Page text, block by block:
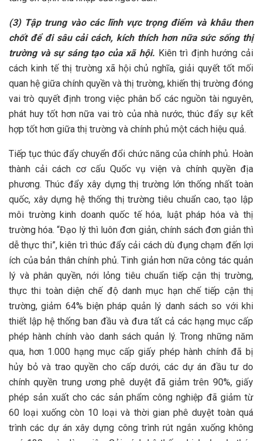
(3) Tập trung vào các lĩnh vực trọng điểm và khâu then
chốt để đi sâu cải cách, kích thích hơn nữa sức sống thị
trường và sự sáng tạo của xã hội. Kiên trì định hướng cải
cách kinh tế thị trường xã hội chủ nghĩa, giải quyết tốt mối
quan hệ giữa chính quyền và thị trường, khiến thị trường đóng
vai trò quyết định trong việc phân bổ các nguồn tài nguyên,
phát huy tốt hơn nữa vai trò của nhà nước, thúc đẩy sự kết
hợp tốt hơn giữa thị trường và chính phủ một cách hiệu quả.
Tiếp tục thúc đẩy chuyển đổi chức năng của chính phủ. Hoàn
thành cải cách cơ cấu Quốc vụ viện và chính quyền địa
phương. Thúc đẩy xây dựng thị trường lớn thống nhất toàn
quốc, xây dựng hệ thống thị trường tiêu chuẩn cao, tạo lập
môi trường kinh doanh quốc tế hóa, luật pháp hóa và thị
trường hóa. “Đạo lý thì luôn đơn giản, chính sách đơn giản thì
dễ thực thi”, kiên trì thúc đẩy cải cách dù đụng chạm đến lợi
ích của bản thân chính phủ. Tinh giản hơn nữa công tác quản
lý và phân quyền, nới lỏng tiêu chuẩn tiếp cận thị trường,
thực thi toàn diện chế độ danh mục hạn chế tiếp cận thị
trường, giảm 64% biện pháp quản lý danh sách so với khi
thiết lập hệ thống ban đầu và đưa tất cả các hạng mục cấp
phép hành chính vào danh sách quản lý. Trong những năm
qua, hơn 1.000 hạng mục cấp giấy phép hành chính đã bị
hủy bỏ và trao quyền cho cấp dưới, các dự án đầu tư do
chính quyền trung ương phê duyệt đã giảm trên 90%, giấy
phép sản xuất cho các sản phẩm công nghiệp đã giảm từ
60 loại xuống còn 10 loại và thời gian phê duyệt toàn quá
trình các dự án xây dựng công trình rút ngắn xuống không